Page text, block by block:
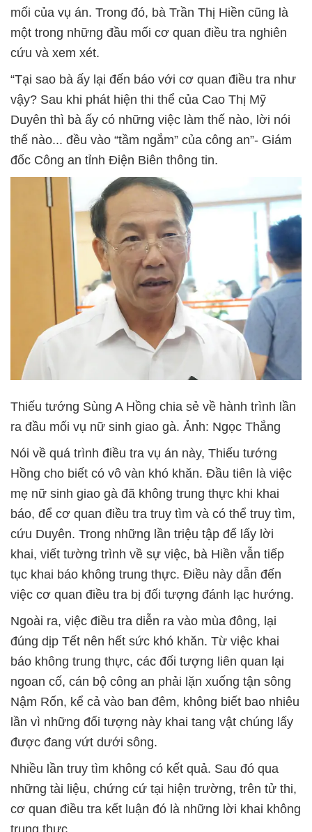
mối của vụ án. Trong đó, bà Trần Thị Hiền cũng là
một trong những đầu mối cơ quan điều tra nghiên
cứu và xem xét.
“Tại sao bà ấy lại đến báo với cơ quan điều tra như
vậy? Sau khi phát hiện thi thể của Cao Thị Mỹ
Duyên thì bà ấy có những việc làm thế nào, lời nói
thế nào... đều vào “tầm ngắm” của công an”- Giám
đốc Công an tỉnh Điện Biên thông tin.
Thiếu tướng Sùng A Hồng chia sẻ về hành trình lần
ra đầu mối vụ nữ sinh giao gà. Ảnh: Ngọc Thắng
Nói về quá trình điều tra vụ án này, Thiếu tướng
Hồng cho biết có vô vàn khó khăn. Đầu tiên là việc
mẹ nữ sinh giao gà đã không trung thực khi khai
báo, để cơ quan điều tra truy tìm và có thể truy tìm,
cứu Duyên. Trong những lần triệu tập để lấy lời
khai, viết tường trình về sự việc, bà Hiền vẫn tiếp
tục khai báo không trung thực. Điều này dẫn đến
việc cơ quan điều tra bị đối tượng đánh lạc hướng.
Ngoài ra, việc điều tra diễn ra vào mùa đông, lại
đúng dịp Tết nên hết sức khó khăn. Từ việc khai
báo không trung thực, các đối tượng liên quan lại
ngoan cố, cán bộ công an phải lặn xuống tận sông
Nậm Rốn, kể cả vào ban đêm, không biết bao nhiêu
lần vì những đối tượng này khai tang vật chúng lấy
được đang vứt dưới sông.
Nhiều lần truy tìm không có kết quả. Sau đó qua
những tài liệu, chứng cứ tại hiện trường, trên tử thi,
cơ quan điều tra kết luận đó là những lời khai không
trung thực.